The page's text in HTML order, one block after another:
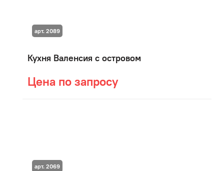
Кухня Валенсия с островом
Цена по запросу
арт. 2089
арт. 2069